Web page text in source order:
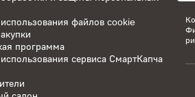
файлов cookie
программа
сервиса СмартКапча